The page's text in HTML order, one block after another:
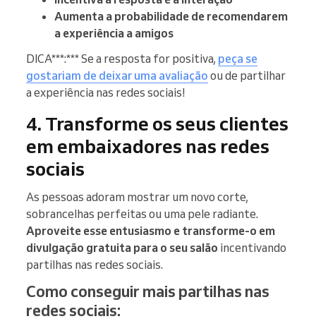
Aumenta a probabilidade de recomendarem
a experiência a amigos
DICA***:*** Se a resposta for positiva, peça se
gostariam de deixar uma avaliação ou de partilhar
a experiência nas redes sociais!
4. Transforme os seus clientes
em embaixadores nas redes
sociais
As pessoas adoram mostrar um novo corte,
sobrancelhas perfeitas ou uma pele radiante.
Aproveite esse entusiasmo e transforme-o em
divulgação gratuita para o seu salão incentivando
partilhas nas redes sociais.
Como conseguir mais partilhas nas
redes sociais: